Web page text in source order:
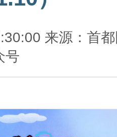
来源：首
号